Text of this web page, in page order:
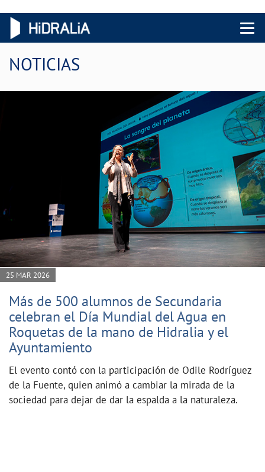
Menu
NOTICIAS
25 MAR 2026
Más de 500 alumnos de Secundaria
celebran el Día Mundial del Agua en
Roquetas de la mano de Hidralia y el
Ayuntamiento
El evento contó con la participación de Odile Rodríguez
de la Fuente, quien animó a cambiar la mirada de la
sociedad para dejar de dar la espalda a la naturaleza.